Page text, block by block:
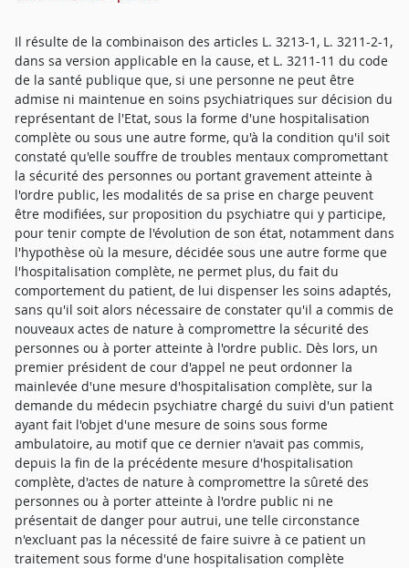
Il résulte de la combinaison des articles L. 3213-1, L. 3211-2-1,
dans sa version applicable en la cause, et L. 3211-11 du code
de la santé publique que, si une personne ne peut être
admise ni maintenue en soins psychiatriques sur décision du
représentant de l'Etat, sous la forme d'une hospitalisation
complète ou sous une autre forme, qu'à la condition qu'il soit
constaté qu'elle souffre de troubles mentaux compromettant
la sécurité des personnes ou portant gravement atteinte à
l'ordre public, les modalités de sa prise en charge peuvent
être modifiées, sur proposition du psychiatre qui y participe,
pour tenir compte de l'évolution de son état, notamment dans
l'hypothèse où la mesure, décidée sous une autre forme que
l'hospitalisation complète, ne permet plus, du fait du
comportement du patient, de lui dispenser les soins adaptés,
sans qu'il soit alors nécessaire de constater qu'il a commis de
nouveaux actes de nature à compromettre la sécurité des
personnes ou à porter atteinte à l'ordre public. Dès lors, un
premier président de cour d'appel ne peut ordonner la
mainlevée d'une mesure d'hospitalisation complète, sur la
demande du médecin psychiatre chargé du suivi d'un patient
ayant fait l'objet d'une mesure de soins sous forme
ambulatoire, au motif que ce dernier n'avait pas commis,
depuis la fin de la précédente mesure d'hospitalisation
complète, d'actes de nature à compromettre la sûreté des
personnes ou à porter atteinte à l'ordre public ni ne
présentait de danger pour autrui, une telle circonstance
n'excluant pas la nécessité de faire suivre à ce patient un
traitement sous forme d'une hospitalisation complète